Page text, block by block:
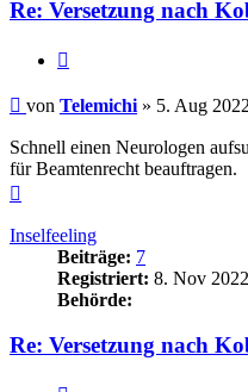
Re: Versetzung nach
Beitrag
von Telemichi » 5. Aug
Schnell einen Neurologen
für Beamtenrecht beauftragen.
Inselfeeling
Beiträge: 7
Registriert: 8. Nov
Behörde:
Re: Versetzung nach